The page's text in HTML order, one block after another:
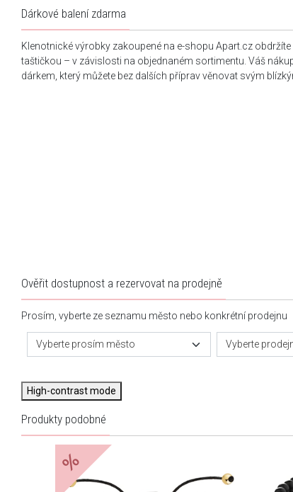
Dárkové balení zdarma
Klenotnické výrobky zakoupené na e-shopu Apart.cz
taštičkou – v závislosti na objednaném sortimentu. Váš
dárkem, který můžete bez dalších příprav věnovat svým
Ověřit dostupnost a rezervovat na prodejně
Prosím, vyberte ze seznamu město nebo konkrétní prodejnu
Vyberte prosím město Vyberte
High-contrast mode
Produkty podobné
%